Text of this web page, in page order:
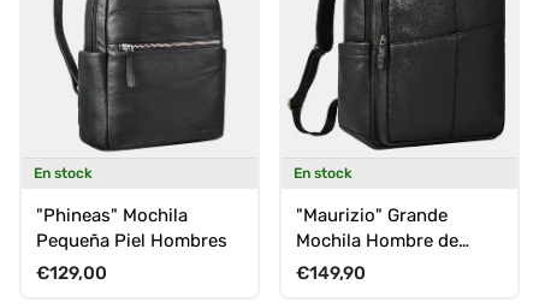
En stock
"Phineas" Mochila
Pequeña Piel Hombres
Precio normal
€129,00
En stock
"Maurizio" Grande
Mochila Hombre de
Cuero con
Precio normal
€149,90